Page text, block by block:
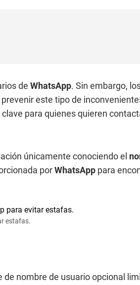
de WhatsApp. Sin embargo,
este tipo de
para quienes quieren
únicamente conociendo el
porWhatsApp para
estafas.
de nombre de usuario opcional